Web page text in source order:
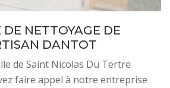
DE NETTOYAGE DE
DANTOT
de Saint Nicolas Du Tertre
faire appel à notre entreprise